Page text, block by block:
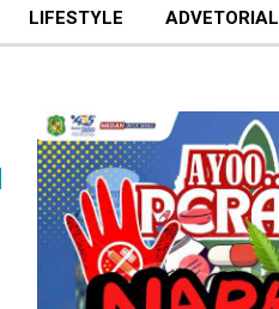
LIFESTYLE ADVETORIAL